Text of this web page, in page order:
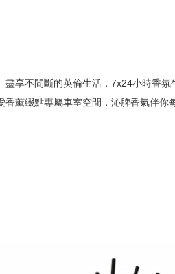
，須整筆刷退後重新購買
盡享不間斷的英倫生活，7x24小時香氛
薰綴點專屬車室空間，沁脾香氣伴你